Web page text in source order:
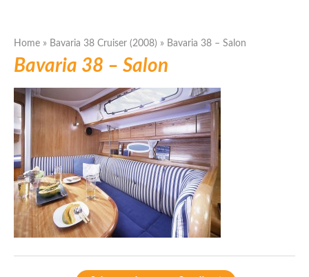
Home » Bavaria 38 Cruiser (2008) » Bavaria 38 – Salon
Bavaria 38 – Salon